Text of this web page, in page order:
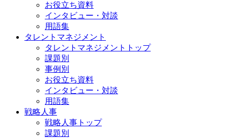
お役立ち資料
インタビュー・対談
用語集
タレントマネジメント
タレントマネジメントトップ
課題別
事例別
お役立ち資料
インタビュー・対談
用語集
戦略人事
戦略人事トップ
課題別